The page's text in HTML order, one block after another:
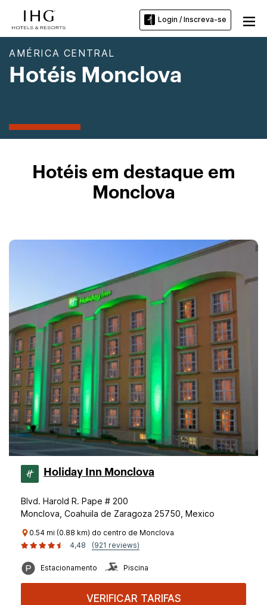
Login / Inscreva-se
AMÉRICA CENTRAL
Hotéis Monclova
Hotéis em destaque em
Monclova
Holiday Inn Monclova
Blvd. Harold R. Pape # 200
Monclova, Coahuila de Zaragoza 25750, Mexico
0.54 mi (0.88 km) do centro de Monclova
4,48
(921 reviews)
Estacionamento Piscina
VERIFICAR TARIFAS